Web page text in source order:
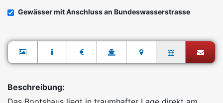
Gewässer mit Anschluss an Bundeswasserstrasse
Beschreibung: